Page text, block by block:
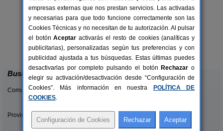
6 pers.
desde19 €
El Pajar de Pumarega
Castropol (Asturias)
Buscar
Comunidades:
Provincias/Islas:
empresas externas que nos prestan servicios. Las activadas
y necesarias para que todo funcione correctamente son las
Cookies Técnicas y no necesitan de tu autorización. Al pulsar
el botónAceptar activarás el resto de cookies (analíticas y
publicitarias), personalizadas según tus preferencias y con
publicidad ajustada a tus búsquedas. Estas últimas puedes
desactivarlas por completo pulsando el botón Rechazar o
elegir su activación/desactivación desde “Configuración de
Cookies”. Más información en nuestra
POLÍTICA DE
COOKIES.